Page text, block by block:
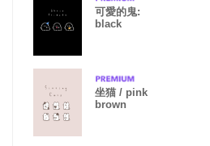
可愛的鬼:
black
坐猫 / pink
brown